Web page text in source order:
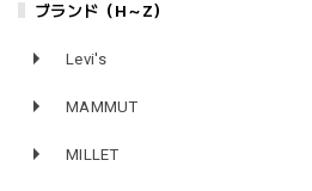
ブランド（H～Z）
Levi's
MAMMUT
MILLET